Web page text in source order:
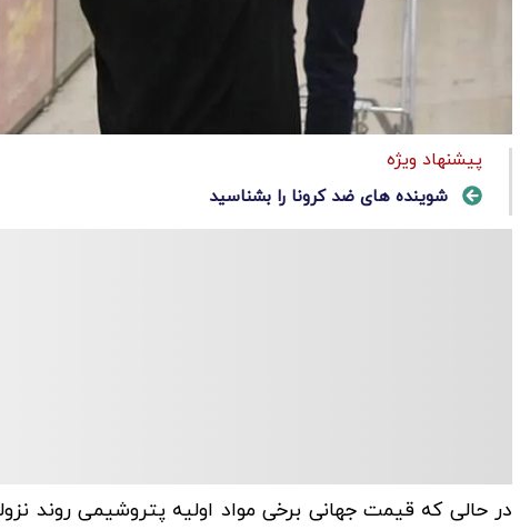
پیشنهاد ویژه
شوینده های ضد کرونا را بشناسید
در حالی که قیمت جهانی برخی مواد اولیه پتروشیمی روند